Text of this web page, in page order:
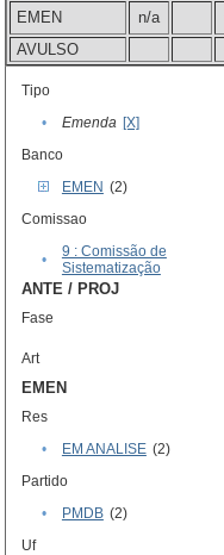
EMEN
n/a
AVULSO
Tipo
•
Emenda [X]
Banco
EMEN (2)
Comissao
•
9 : Comissão de
Sistematização
ANTE / PROJ
Fase
Art
EMEN
Res
•
EM ANALISE (2)
Partido
•
PMDB (2)
Uf